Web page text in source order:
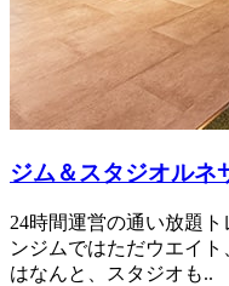
ジム＆スタジオルネ
24時間運営の通い放題
ンジムではただウエイ
はなんと、スタジオも..